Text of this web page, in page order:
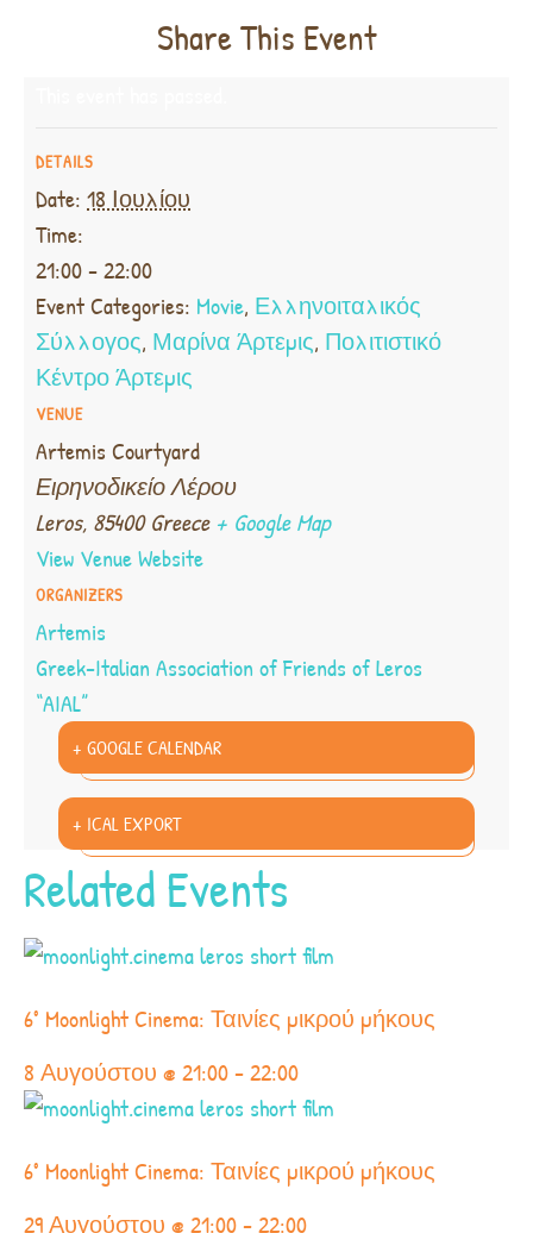
Share This Event
DETAILS
Date: 18 Ιουλίου
Time:
21:00 - 22:00
Event Categories: Movie, Ελληνοιταλικός
Σύλλογος, Μαρίνα Άρτεμις, Πολιτιστικό
Κέντρο Άρτεμις
VENUE
Artemis Courtyard
Ειρηνοδικείο Λέρου
Leros, 85400 Greece + Google Map
View Venue Website
ORGANIZERS
Artemis
Greek-Italian Association of Friends of Leros
“AIAL”
+ GOOGLE CALENDAR
+ ICAL EXPORT
Related Events
6° Moonlight Cinema: Ταινίες μικρού μήκους
8 Αυγούστου @ 21:00-22:00
6° Moonlight Cinema: Ταινίες μικρού μήκους
29 Αυγούστου @ 21:00-22:00